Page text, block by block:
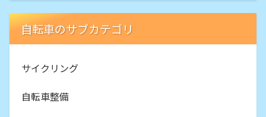
自転車のサブカテゴリ
サイクリング
自転車整備